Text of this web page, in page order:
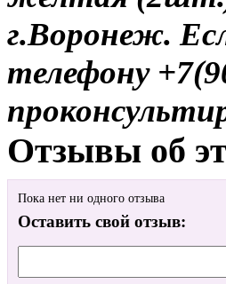
г.Воронеж.
телефону
Отзывы об
Пока нет ни одного отзыва
Оставить свой отзыв: